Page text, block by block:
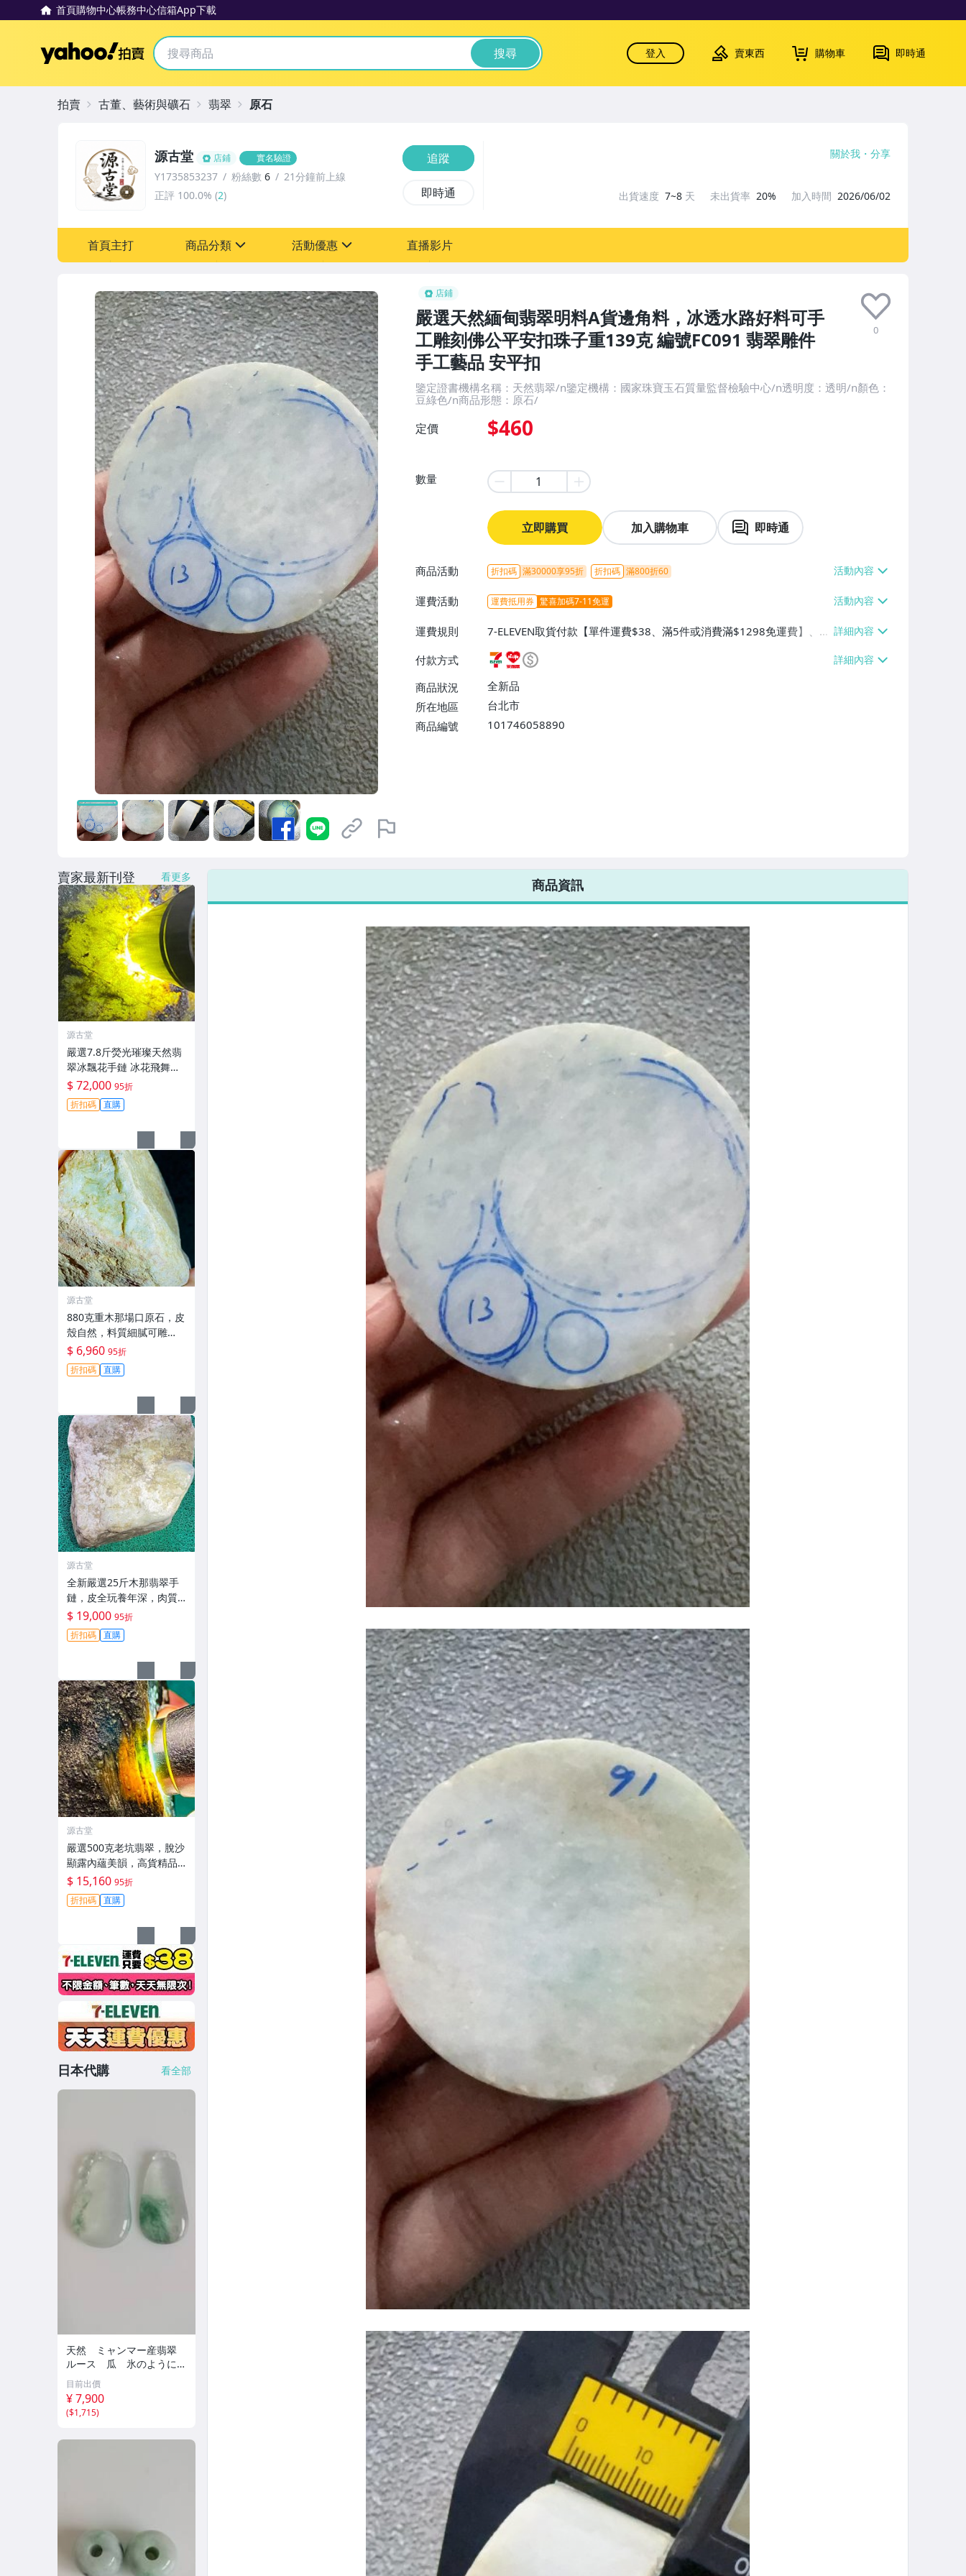
首頁購物中心帳務中心信箱App下載
Yahoo拍賣 搜尋 登入 賣東西 購物車 即時通
店鋪
嚴選天然緬甸翡翠明料A貨邊角料，冰透水路好料可手
工雕刻佛公平安扣珠子重139克 編號FC091 翡翠雕件
手工藝品 安平扣
0
鑒定證書機構名稱：天然翡翠/n鑒定機構：國家珠寶玉石質量監督檢驗中心/n透明度：透明/n顏色：
豆綠色/n商品形態：原石/
定價 $460
數量
立即購買 加入購物車 即時通
商品活動 折扣碼 滿30000享95折 折扣碼 滿800折60
運費活動 運費抵用券 驚喜加碼7-11免運
運費規則
7-ELEVEN取貨付款【單件運費$38、滿5件或消費滿$1298免運費】、7-
ELEVEN取貨不付款【免運費】、萊爾富取貨付款【單件運費$60、滿5件
或消費滿$1298免運費】、宅配/貨運【單件運費$120、滿5件或消費滿
$1598免運費】
付款方式
商品狀況
全新品
所在地區
台北市
商品編號
101746058890
源古堂 店鋪 實名驗證
Y1735853237 粉絲數 6
21分鐘前上線
正評 100.0% (2)
追蹤
即時通
關於我 分享
出貨速度 7~8 天 未出貨率 20% 加入時間 2026/06/02
首頁主打 商品分類 活動優惠
[全店] 粉絲專享
直播影片
拍賣 古董、藝術與礦石 翡翠 原石
商品資訊
賣家最新刊登 看更多
源古堂
嚴選7.8斤熒光璀璨天然翡
翠冰飄花手鏈 冰花飛舞天
青翠玉bracelet 翡翠手鏈
翡翠bracelet
$ 72,000 95折
折扣碼 直購
源古堂
880克重木那場口原石，皮
殼自然，料質細膩可雕
琢，狀態優良適合作為手
鐲或收藏，嚴選天然A貨翡
翠#天然翡翠 A貨翡翠 手鐲
$ 6,960 95折
折扣碼 直購
源古堂
全新嚴選25斤木那翡翠手
鏈，皮全玩養年深，肉質
細膩透光佳，空間寬闊易
雕琢，適合打造手鐲、牌
子與掛件，精品嚴選#翡翠
$ 19,000 95折
折扣碼 直購
源古堂
嚴選500克老坑翡翠，脫沙
顯露內蘊美韻，高貨精品
推薦#天然翡翠 #A貨翡翠
#高貨翡翠
$ 15,160 95折
折扣碼 直購
日本代購 看全部
天然 ミャンマー産翡翠
ルース 瓜 氷のように透
き通る 17ｘ8.5ｘ2.4ｍ
ｍ 3.5ct と 17.6ｘ11
ｘ2.8ｍｍ 4.5ct 穴なし
260805
目前出價
¥ 7,900
($1,715)